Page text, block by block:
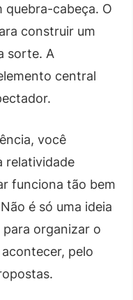
quebra-cabeça. O
construir um
sorte. A
central
você
relatividade
funciona tão bem
é só uma ideia
organizar o
pelo